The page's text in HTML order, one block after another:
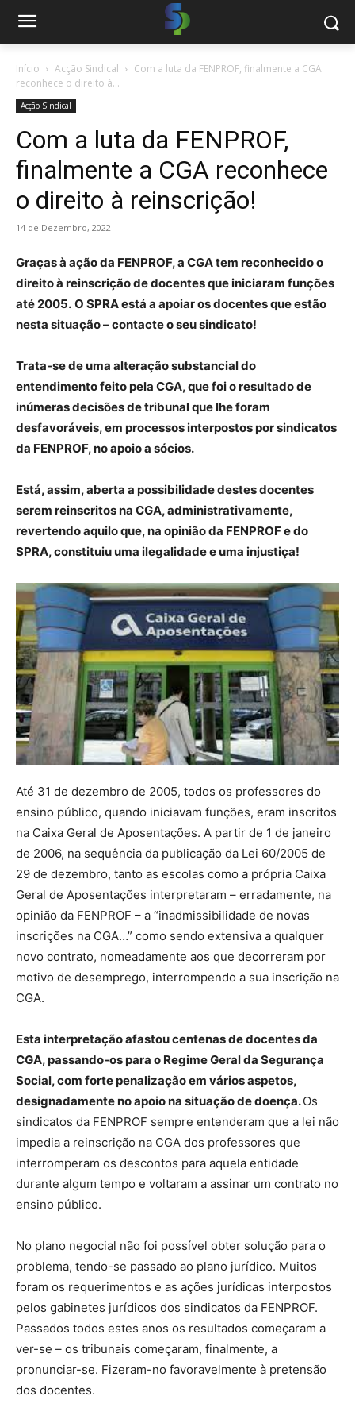
Início Acção Sindical
Com a luta da FENPROF, finalmente a CGA
reconhece o direito à...
Acção Sindical
Com a luta da FENPROF,
finalmente a CGA reconhece
o direito à reinscrição!
14 de Dezembro, 2022
Graças à ação da FENPROF, a CGA tem reconhecido o
direito à reinscrição de docentes que iniciaram funções
até 2005. O SPRA está a apoiar os docentes que estão
nesta situação – contacte o seu sindicato!
Trata-se de uma alteração substancial do
entendimento feito pela CGA, que foi o resultado de
inúmeras decisões de tribunal que lhe foram
desfavoráveis, em processos interpostos por sindicatos
da FENPROF, no apoio a sócios.
Está, assim, aberta a possibilidade destes docentes
serem reinscritos na CGA, administrativamente,
revertendo aquilo que, na opinião da FENPROF e do
SPRA, constituiu uma ilegalidade e uma injustiça!
Até 31 de dezembro de 2005, todos os professores do
ensino público, quando iniciavam funções, eram inscritos
na Caixa Geral de Aposentações. A partir de 1 de janeiro
de 2006, na sequência da publicação da Lei 60/2005 de
29 de dezembro, tanto as escolas como a própria Caixa
Geral de Aposentações interpretaram – erradamente, na
opinião da FENPROF – a “inadmissibilidade de novas
inscrições na CGA…” como sendo extensiva a qualquer
novo contrato, nomeadamente aos que decorreram por
motivo de desemprego, interrompendo a sua inscrição na
CGA.
Esta interpretação afastou centenas de docentes da
CGA, passando-os para o Regime Geral da Segurança
Social, com forte penalização em vários aspetos,
designadamente no apoio na situação de doença.Os
sindicatos da FENPROF sempre entenderam que a lei não
impedia a reinscrição na CGA dos professores que
interromperam os descontos para aquela entidade
durante algum tempo e voltaram a assinar um contrato no
ensino público.
No plano negocial não foi possível obter solução para o
problema, tendo-se passado ao plano jurídico. Muitos
foram os requerimentos e as ações jurídicas interpostos
pelos gabinetes jurídicos dos sindicatos da FENPROF.
Passados todos estes anos os resultados começaram a
ver-se – os tribunais começaram, finalmente, a
pronunciar-se. Fizeram-no favoravelmente à pretensão
dos docentes.